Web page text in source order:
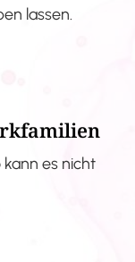
lassen.
kann es nicht